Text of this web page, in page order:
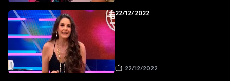
22/12/2022
22/12/2022